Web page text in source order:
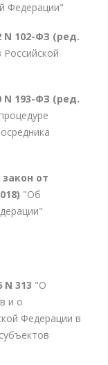
Федерации"
N 102-ФЗ (ред.
Российской
N 193-ФЗ (ред.
от
"Об
313 "О
и о
Федерации в